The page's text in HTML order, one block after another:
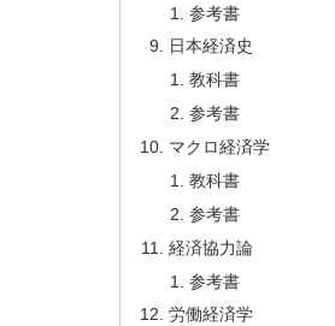
参考書
日本経済史
教科書
参考書
マクロ経済学
教科書
参考書
経済協力論
参考書
労働経済学